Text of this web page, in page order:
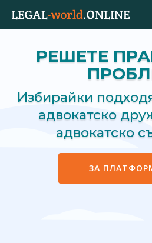
РЕШЕТЕ
Избирайки
адвокатско
адвокатско
ЗА